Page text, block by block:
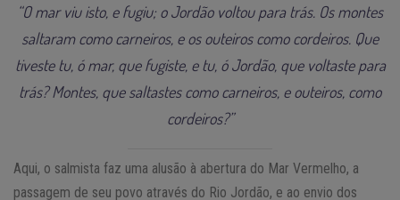
“O mar viu isto, e fugiu; o Jordão voltou para trás. Os montes
saltaram como carneiros, e os outeiros como cordeiros. Que
tiveste tu, ó mar, que fugiste, e tu, ó Jordão, que voltaste para
trás? Montes, que saltastes como carneiros, e outeiros, como
cordeiros?”
Aqui, o salmista faz uma alusão à abertura do Mar Vermelho, a
passagem de seu povo através do Rio Jordão, e ao envio dos